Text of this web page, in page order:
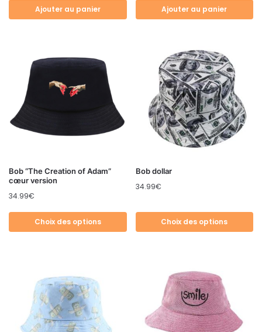
Ajouter au panier Ajouter au panier
Bob “The Creation of Adam”
cœur version
34.99€
Choix des options
Bob dollar
34.99€
Choix des options